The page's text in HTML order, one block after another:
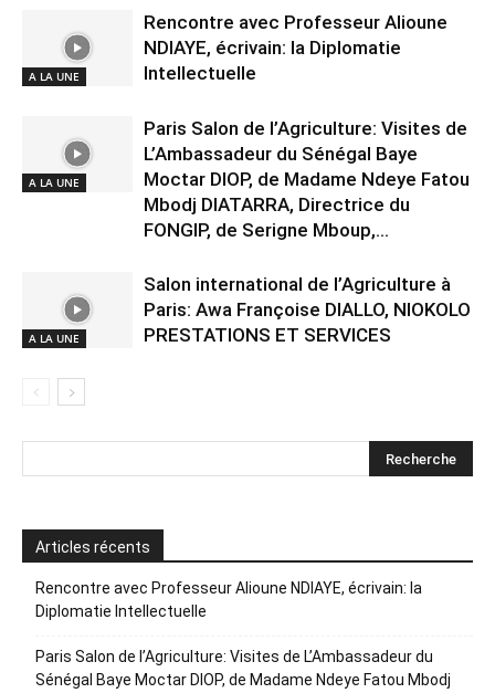
A LA UNE
Rencontre avec Professeur Alioune
NDIAYE, écrivain: la Diplomatie
Intellectuelle
A LA UNE
Paris Salon de l’Agriculture: Visites de
L’Ambassadeur du Sénégal Baye
Moctar DIOP, de Madame Ndeye Fatou
Mbodj DIATARRA, Directrice du
FONGIP, de Serigne Mboup,...
A LA UNE
Salon international de l’Agriculture à
Paris: Awa Françoise DIALLO, NIOKOLO
PRESTATIONS ET SERVICES
Articles récents
Rencontre avec Professeur Alioune NDIAYE, écrivain: la
Diplomatie Intellectuelle
Paris Salon de l’Agriculture: Visites de L’Ambassadeur du
Sénégal Baye Moctar DIOP, de Madame Ndeye Fatou Mbodj